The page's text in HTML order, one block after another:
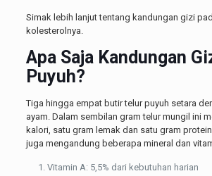
Simak lebih lanjut tentang kandungan gizi
kolesterolnya.
Apa Saja Kandungan
Puyuh?
Tiga hingga empat butir telur puyuh setara
ayam. Dalam sembilan gram telur mungil ini
kalori, satu gram lemak dan satu gram
juga mengandung beberapa mineral dan
Vitamin A: 5,5% dari kebutuhan harian